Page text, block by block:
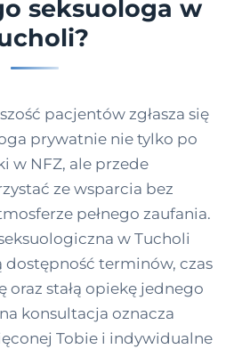
seksuologa w
pacjentów zgłasza się
prywatnie nie tylko po
w NFZ, ale przede
ze wsparcia bez
pełnego zaufania.
w Tucholi
dostępność terminów, czas
oraz stałą opiekę jednego
konsultacja oznacza
Tobie i indywidualne